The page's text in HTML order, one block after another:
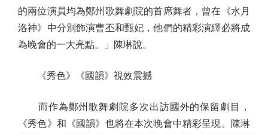
的兩位演員均為鄭州歌舞劇院的首席舞者，曾在《水月
洛神》中分別飾演曹丕和甄妃，他們的精彩演繹必將成
為晚會的一大亮點。」陳琳說。
《秀色》《國韻》視效震撼
而作為鄭州歌舞劇院多次出訪國外的保留劇目，
《秀色》和《國韻》也將在本次晚會中精彩呈現。陳琳